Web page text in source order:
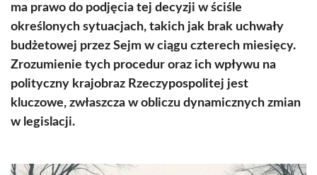
ma prawo do podjęcia tej decyzji w ściśle
określonych sytuacjach, takich jak brak uchwały
budżetowej przez Sejm w ciągu czterech miesięcy.
Zrozumienie tych procedur oraz ich wpływu na
polityczny krajobraz Rzeczypospolitej jest
kluczowe, zwłaszcza w obliczu dynamicznych zmian
w legislacji.